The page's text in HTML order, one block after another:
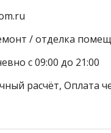
/ отделка
с 09:00 до 21:00
расчёт, Оплата